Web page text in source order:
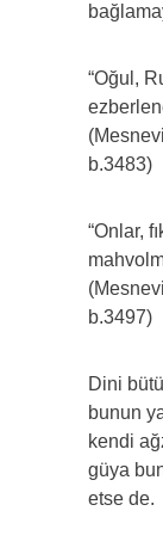
“Oğul,
b.3483)
“Onlar,
b.3497)
Dini
bunun
kendi
güya
etse de.